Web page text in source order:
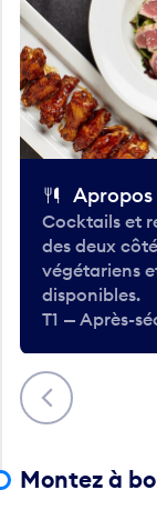
Précédent
Apropos
Cocktails et
des deux
végétariens
disponibles.
T1 — Après-
Montez à